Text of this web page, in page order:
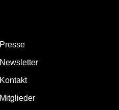
Presse
Newsletter
Kontakt
Mitglieder